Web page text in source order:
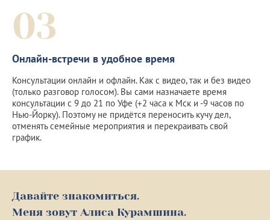
03
Онлайн-встречи в удобное время
Консультации онлайн и офлайн. Как с видео, так и без видео
(только разговор голосом). Вы сами назначаете время
консультации с 9 до 21 по Уфе (+2 часа к Мск и -9 часов по
Нью-Йорку). Поэтому не придётся переносить кучу дел,
отменять семейные мероприятия и перекраивать свой
график.
Давайте знакомиться.
Меня зовут Алиса Курамшина.